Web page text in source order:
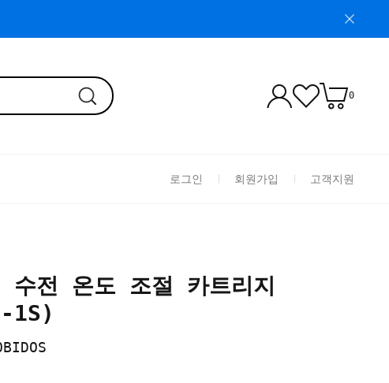
0
로그인 회원가입 고객지원
수전 온도 조절 카트리지
1S)